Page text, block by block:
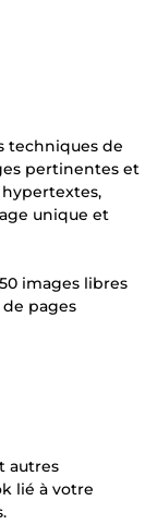
techniques de
pertinentes et
unique et
images libres
pages
autres
lié à votre